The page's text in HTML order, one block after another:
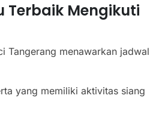
Terbaik Mengikuti
Tangerang menawarkan jadwal
yang memiliki aktivitas siang